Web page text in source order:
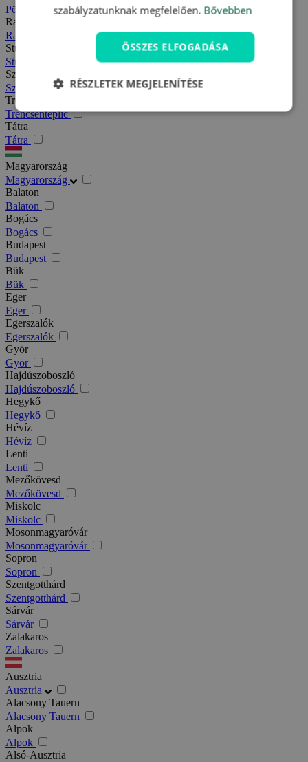
Pöstyén
Rajecfürdő
Rajecfürdő
Stubnyafürdő
Stubnyafürdő
Szlovák paradicsom
Szlovák paradicsom
Trencsénteplic
Trencsénteplic
Tátra
Tátra
Magyarország
Magyarország
Balaton
Balaton
Bogács
Bogács
Budapest
Budapest
Bük
Bük
Eger
Eger
Egerszalók
Egerszalók
Györ
Györ
Hajdúszoboszló
Hajdúszoboszló
Hegykő
Hegykő
Hévíz
Hévíz
Lenti
Lenti
Mezőkövesd
Mezőkövesd
Miskolc
Miskolc
Mosonmagyaróvár
Mosonmagyaróvár
Sopron
Sopron
Szentgotthárd
Szentgotthárd
Sárvár
Sárvár
Zalakaros
Zalakaros
Ausztria
Ausztria
Alacsony Tauern
Alacsony Tauern
Alpok
Alpok
Alsó-Ausztria
szabályzatunknak megfelelően. Bővebben
ÖSSZES ELFOGADÁSA
RÉSZLETEK MEGJELENÍTÉSE